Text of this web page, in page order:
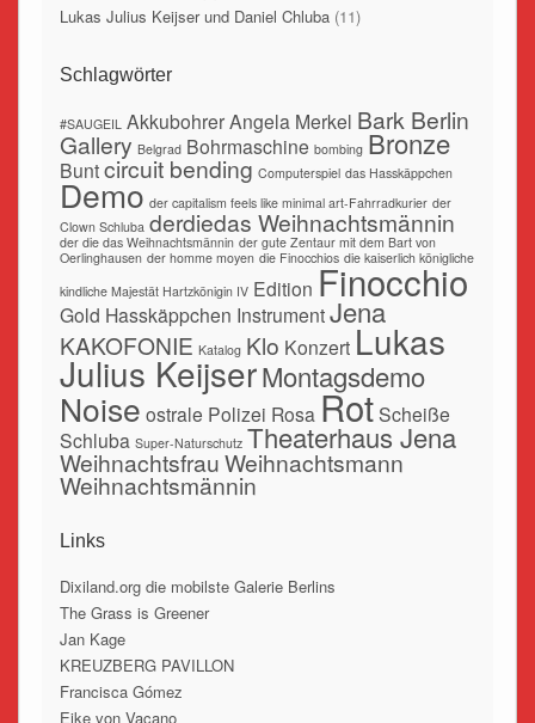
Lukas Julius Keijser und Daniel Chluba(11)
Schlagwörter
#SAUGEIL AkkubohrerAngela Merkel Bark Berlin
Gallery Belgrad Bohrmaschine bombing Bronze
Buntcircuit bending Computerspiel das Hasskäppchen
Demo der capitalism feels like minimal art-Fahrradkurier der
Clown Schluba derdiedas Weihnachtsmännin
der die das Weihnachtsmännin der gute Zentaur mit dem Bart von
Oerlinghausen der homme moyen die Finocchios die kaiserlich königliche
kindliche Majestät Hartzkönigin IV Edition Finocchio
Gold Hasskäppchen InstrumentJena
KAKOFONIE Katalog Klo Konzert Lukas
Julius KeijserMontagsdemo
Noise ostrale Polizei Rosa RotScheiße
Schluba Super-Naturschutz Theaterhaus Jena
WeihnachtsfrauWeihnachtsmann
Weihnachtsmännin
Links
Dixiland.org die mobilste Galerie Berlins
The Grass is Greener
Jan Kage
KREUZBERG PAVILLON
Francisca Gómez
Eike von Vacano